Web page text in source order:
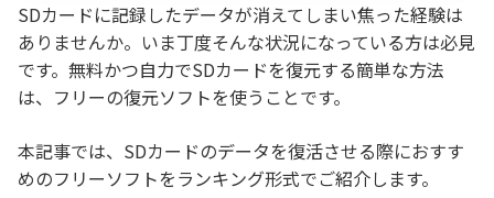
SDカードに記録したデータが消えてしまい焦った経験は
ありませんか。いま丁度そんな状況になっている方は必見
です。無料かつ自力でSDカードを復元する簡単な方法
は、フリーの復元ソフトを使うことです。
本記事では、SDカードのデータを復活させる際におすす
めのフリーソフトをランキング形式でご紹介します。